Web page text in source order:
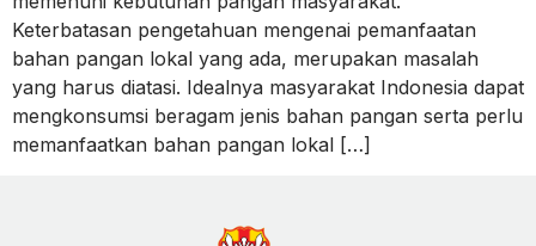
Keterbatasan pengetahuan mengenai pemanfaatan
bahan pangan lokal yang ada, merupakan masalah
yang harus diatasi. Idealnya masyarakat Indonesia dapat
mengkonsumsi beragam jenis bahan pangan serta perlu
memanfaatkan bahan pangan lokal […]